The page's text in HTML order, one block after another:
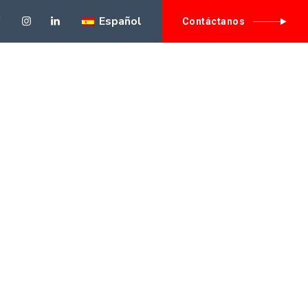
Español // need to have
Contáctanos